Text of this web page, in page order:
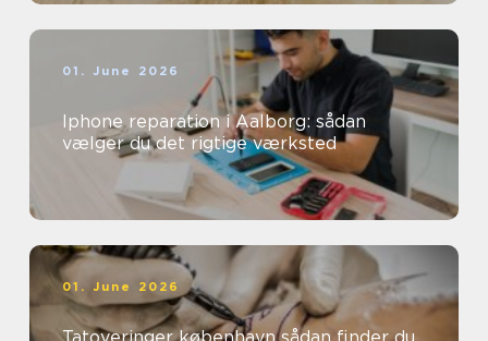
01. June 2026
Iphone reparation i Aalborg: sådan
vælger du det rigtige værksted
01. June 2026